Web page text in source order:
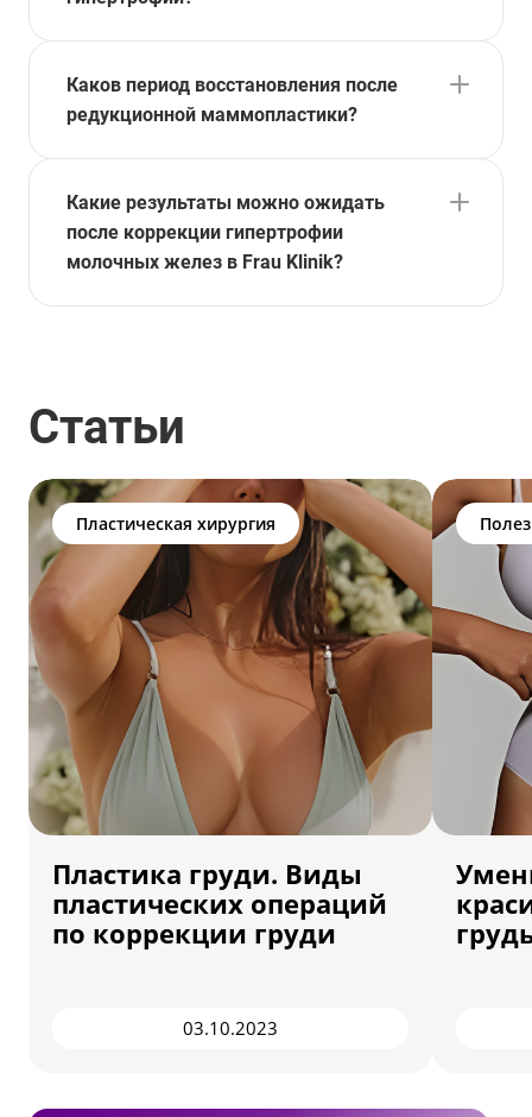
Каков период восстановления после
редукционной маммопластики?
Какие результаты можно ожидать
после коррекции гипертрофии
молочных желез в Frau Klinik?
Статьи
Пластическая хирургия
Пластика груди. Виды
пластических операций
по коррекции груди
03.10.2023